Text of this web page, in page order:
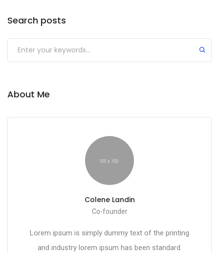
Search posts
About Me
Colene Landin
Co-founder
Lorem ipsum is simply dummy text of the printing
and industry lorem ipsum has been standard.